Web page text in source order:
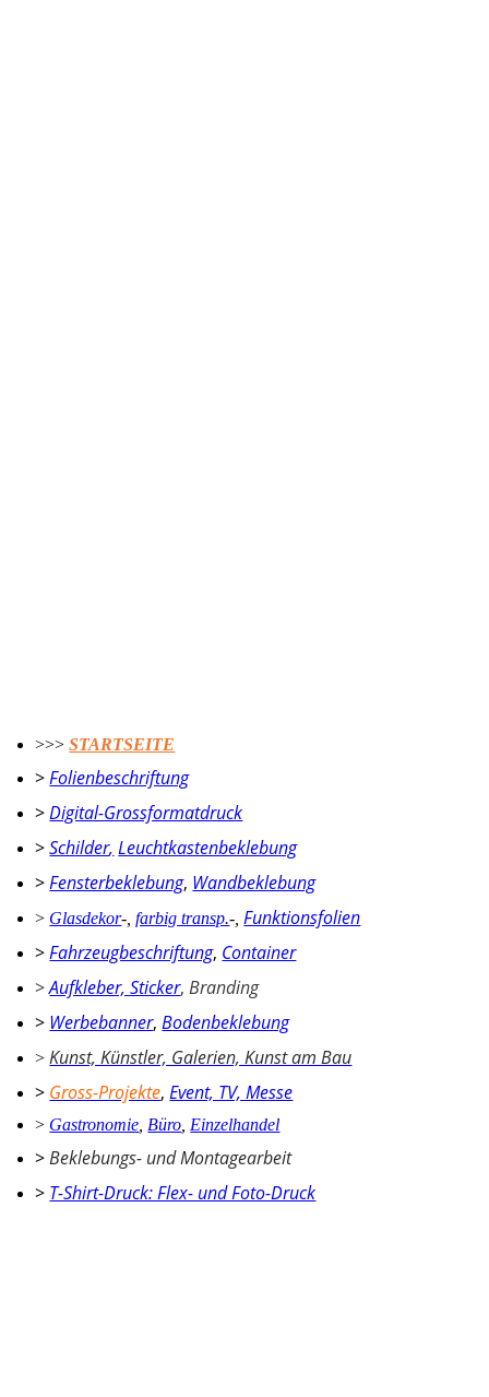
>>>STARTSEITE
>Folienbeschriftung
>Digital-Grossformatdruck
>Schilder, Leuchtkastenbeklebung
>Fensterbeklebung, Wandbeklebung
> Glasdekor- ,farbig transp.- Funktionsfolien
>Fahrzeugbeschriftung, Container
>Aufkleber, Sticker,Branding
> Werbebanner,Bodenbeklebung
> Kunst, Künstler, Galerien, Kunst am Bau
> Gross-Projekte,Event, TV, Messe
> Gastronomie Büro Einzelhandel
>Beklebungs- und Montagearbeit
> T-Shirt-Druck: Flex- und Foto-Druck